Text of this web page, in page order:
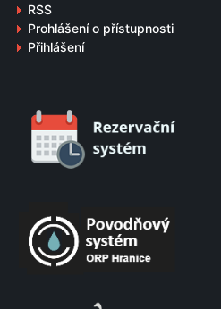
RSS
Prohlášení o přístupnosti
Přihlášení